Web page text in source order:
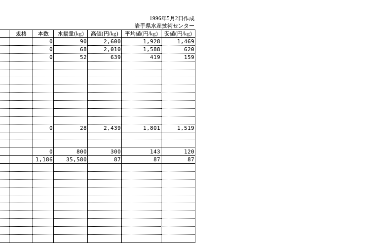
1996年5月2日作成
岩手県水産技術センター
規格 本数 水揚量(kg) 高値(円/kg) 平均値(円/kg)
安値(円/kg)
0 90 2,600 1,928
1,469
0 68 2,010 1,588
620
0 52 639 419
159
0 28 2,439 1,801 1,519
0 800 300 143 120
1,186 35,580 87 87 87